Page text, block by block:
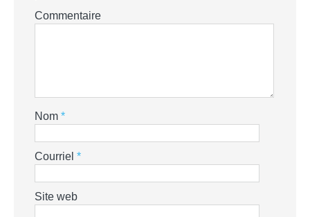
Commentaire
Nom *
Courriel *
Site web